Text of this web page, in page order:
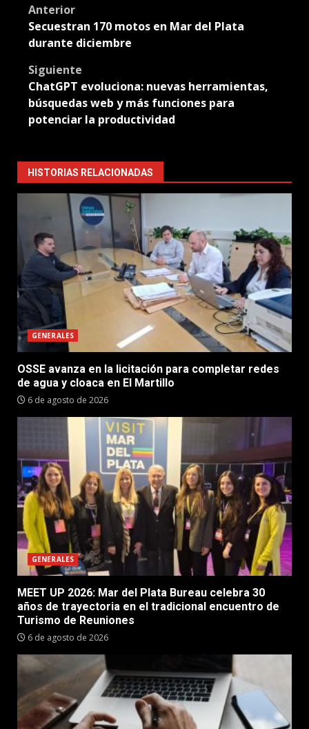
Post
navigation
Anterior
Secuestran 170 motos en Mar del Plata
durante diciembre
Siguiente
ChatGPT evoluciona: nuevas herramientas,
búsquedas web y más funciones para
potenciar la productividad
HISTORIAS RELACIONADAS
GENERALES
OSSE avanza en la licitación para completar redes
de agua y cloaca en El Martillo
6 de agosto de 2026
GENERALES
MEET UP 2026: Mar del Plata Bureau celebra 30
años de trayectoria en el tradicional encuentro de
Turismo de Reuniones
6 de agosto de 2026